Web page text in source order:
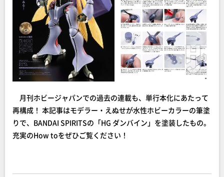
月刊ホビージャパンでの過去の連載も、単行本化にあたって
再構成！ 本記事はモデラー・えぬせが水性ホビーカラーの筆塗
りで、BANDAI SPIRITSの「HG ダンバイン」を塗装したもの。
充実のHow toをぜひご覧ください！